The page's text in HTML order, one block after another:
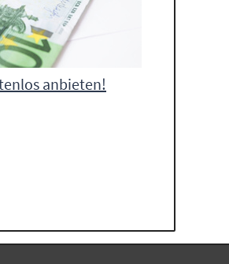
anbieten!